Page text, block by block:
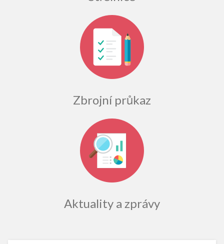
Zbrojní průkaz
Aktuality a zprávy